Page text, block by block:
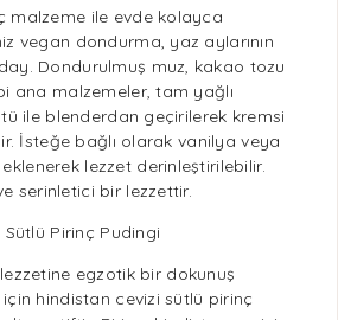
malzeme ile evde kolayca
vegan dondurma, yaz aylarının
Dondurulmuş muz, kakao tozu
ana malzemeler, tam yağlı
ile blenderdan geçirilerek kremsi
İsteğe bağlı olarak vanilya veya
lezzet derinleştirilebilir.
serinletici bir lezzettir.
Pirinç Pudingi
lezzetine egzotik bir dokunuş
hindistan cevizi sütlü pirinç